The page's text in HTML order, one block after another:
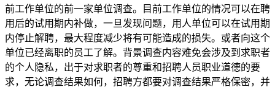
前工作单位的前一家单位调查。目前工作单位的情况可以在聘
用后的试用期内补做，一旦发现问题，用人单位可以在试用期
内停止解聘，最大程度减少将有可能造成的损失。或者向这个
单位已经离职的员工了解。背景调查内容难免会涉及到求职者
的个人隐私，出于对求职者的尊重和招聘人员职业道德的要
求，无论调查结果如何，招聘方都要对调查结果严格保密，并